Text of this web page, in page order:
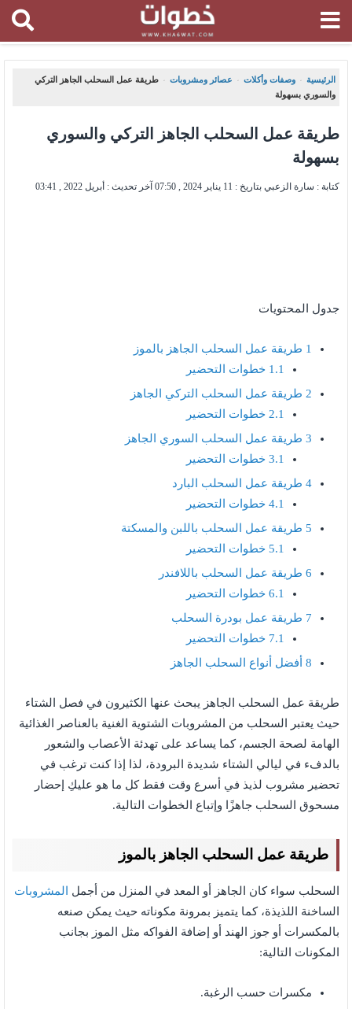
الرئيسية ، وصفات وأكلات ، عصائر ومشروبات ،
طريقة عمل السحلب الجاهز التركي
والسوري بسهولة
طريقة عمل السحلب الجاهز التركي والسوري
بسهولة
كتابة : سارة الزعبي بتاريخ : 11 يناير 2024 , 07:50 آخر تحديث : أبريل 2022 , 03:41
جدول المحتويات
1 طريقة عمل السحلب الجاهز بالموز
1.1 خطوات التحضير
2 طريقة عمل السحلب التركي الجاهز
2.1 خطوات التحضير
3 طريقة عمل السحلب السوري الجاهز
3.1 خطوات التحضير
4 طريقة عمل السحلب البارد
4.1 خطوات التحضير
5 طريقة عمل السحلب باللبن والمسكتة
5.1 خطوات التحضير
6 طريقة عمل السحلب باللافندر
6.1 خطوات التحضير
7 طريقة عمل بودرة السحلب
7.1 خطوات التحضير
8 أفضل أنواع السحلب الجاهز
طريقة عمل السحلب الجاهز يبحث عنها الكثيرون في فصل الشتاء
حيث يعتبر السحلب من المشروبات الشتوية الغنية بالعناصر الغذائية
الهامة لصحة الجسم، كما يساعد على تهدئة الأعصاب والشعور
بالدفء في ليالي الشتاء شديدة البرودة، لذا إذا كنت ترغب في
تحضير مشروب لذيذ في أسرع وقت فقط كل ما هو عليكِ إحضار
مسحوق السحلب جاهزًا وإتباع الخطوات التالية.
طريقة عمل السحلب الجاهز بالموز
السحلب سواء كان الجاهز أو المعد في المنزل من أجمل
المشروبات
الساخنة اللذيذة، كما يتميز بمرونة مكوناته حيث يمكن صنعه
بالمكسرات أو جوز الهند أو إضافة الفواكه مثل الموز بجانب
المكونات التالية:
مكسرات حسب الرغبة.